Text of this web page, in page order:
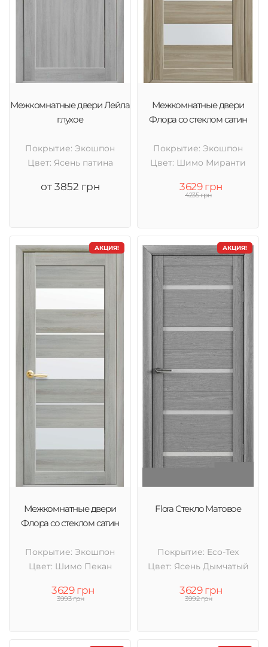
Межкомнатные двери Лейла
глухое
Покрытие: Экошпон
Цвет: Ясень патина
от 3852 грн
Межкомнатные двери
Флора со стеклом сатин
Покрытие: Экошпон
Цвет: Шимо Миранти
3629 грн
4235 грн
АКЦИЯ!
Межкомнатные двери
Флора со стеклом сатин
Покрытие: Экошпон
Цвет: Шимо Пекан
3629 грн
3993 грн
АКЦИЯ!
Flora Стекло Матовое
Покрытие: Eco-Tex
Цвет: Ясень Дымчатый
3629 грн
3992 грн